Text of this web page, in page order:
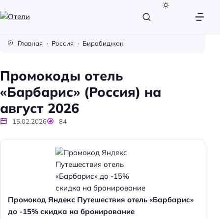
и
Главная Россия Биробиджан
Промокоды отель
«Барбарис» (Россия) на
август 2026
15.02.2026 84
Промокод Яндекс Путешествия отель «Барбарис»
до -15% скидка на бронирование